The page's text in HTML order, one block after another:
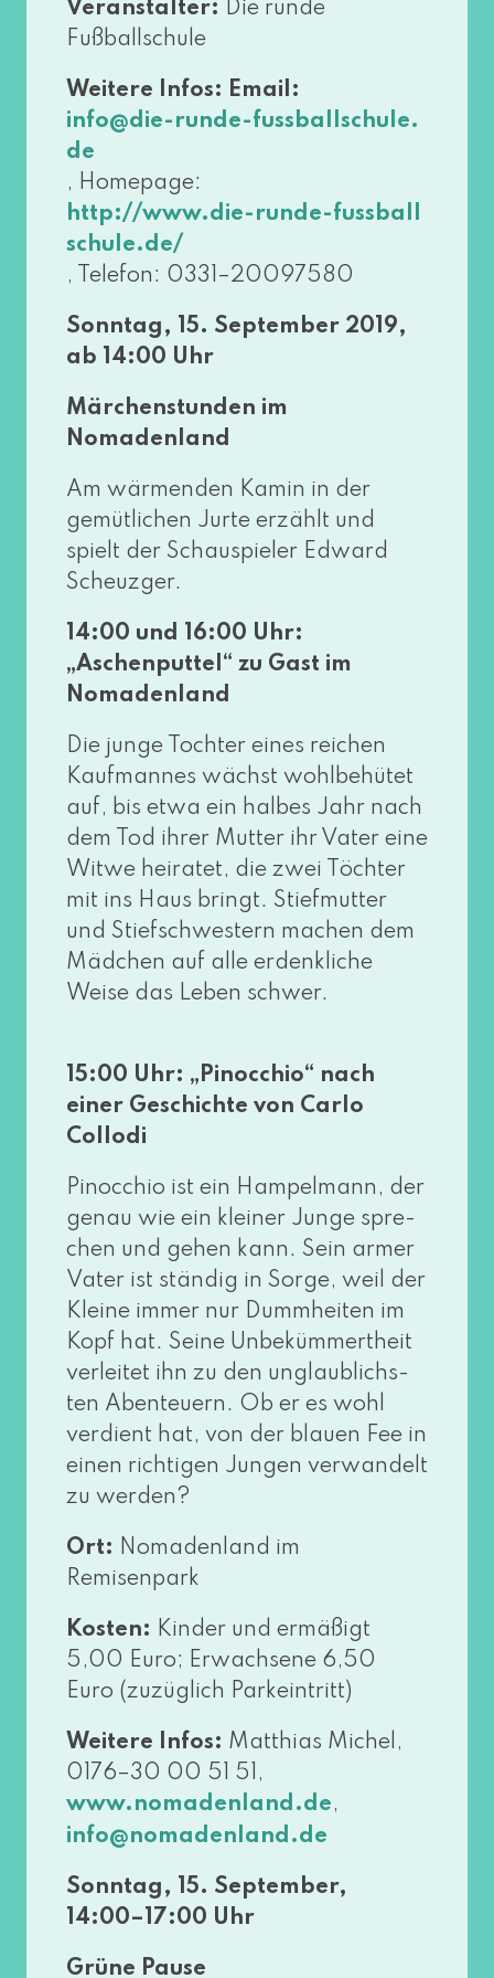
Veranstalter: Die run­de
Fußballschule
Weitere Infos: Email:
info@​die-​runde-​fussballschule.​
de
, Homepage:
http://​www​.die​-run​de​-fuss​ball​
schu​le​.de/
, Telefon: 0331–20097580
Sonntag, 15. September 2019,
ab 14:00 Uhr
Märchenstunden im
Nomadenland
Am wär­men­den Kamin in der
gemüt­li­chen Jurte erzählt und
spielt der Schauspieler Edward
Scheuzger.
14:00 und 16:00 Uhr:
„Aschenputtel“ zu Gast im
Nomadenland
Die jun­ge Tochter eines rei­chen
Kaufmannes wächst wohl­be­hü­tet
auf, bis etwa ein hal­bes Jahr nach
dem Tod ihrer Mutter ihr Vater eine
Witwe hei­ra­tet, die zwei Töchter
mit ins Haus bringt. Stiefmutter
und Stiefschwestern machen dem
Mädchen auf alle erdenk­li­che
Weise das Leben schwer.
15:00 Uhr: „Pinocchio“ nach
einer Geschichte von Carlo
Collodi
Pinocchio ist ein Hampelmann, der
genau wie ein klei­ner Junge spre­
chen und gehen kann. Sein armer
Vater ist stän­dig in Sorge, weil der
Kleine immer nur Dummheiten im
Kopf hat. Seine Unbekümmertheit
ver­lei­tet ihn zu den unglaub­lichs­
ten Abenteuern. Ob er es wohl
ver­dient hat, von der blau­en Fee in
einen rich­ti­gen Jungen ver­wan­delt
zu werden?
Ort: Nomadenland im
Remisenpark
Kosten: Kinder und ermä­ßigt
5,00 Euro; Erwachsene 6,50
Euro (zuzüg­lich Parkeintritt)
Weitere Infos: Matthias Michel,
0176–30 00 51 51,
www​.noma​den​land​.de,
info@​nomadenland.​de
Sonntag, 15. September,
14:00–17:00 Uhr
Grüne Pause